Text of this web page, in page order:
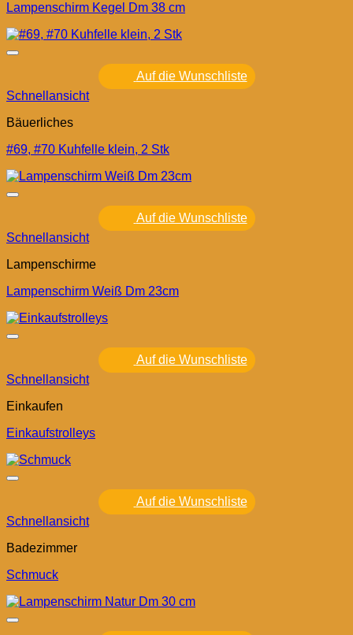
Lampenschirm Kegel Dm 38 cm
Auf die Wunschliste
Schnellansicht
Bäuerliches
#69, #70 Kuhfelle klein, 2 Stk
Auf die Wunschliste
Schnellansicht
Lampenschirme
Lampenschirm Weiß Dm 23cm
Auf die Wunschliste
Schnellansicht
Einkaufen
Einkaufstrolleys
Auf die Wunschliste
Schnellansicht
Badezimmer
Schmuck